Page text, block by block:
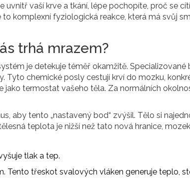
uvnitř vaší krve a tkání, lépe pochopíte, proč se
to komplexní fyziologická reakce, která má svůj
trhá mrazem?
je detekuje téměř okamžitě. Specializované
chemické posly cestují krví do mozku,
termostat vašeho těla. Za normálních
aby tento „nastavený bod“ zvýšil. Tělo si
teplota je nižší než tato nová hranice,
tlak a tep.
Tento třeskot svalových vláken generuje teplo,